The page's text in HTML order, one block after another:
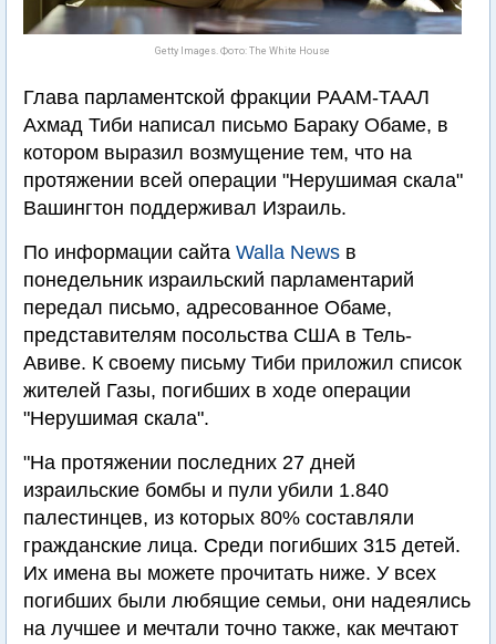
Getty Images. Фото: The White House
Глава парламентской фракции РААМ-ТААЛ
Ахмад Тиби написал письмо Бараку Обаме, в
котором выразил возмущение тем, что на
протяжении всей операции "Нерушимая скала"
Вашингтон поддерживал Израиль.
По информации сайта Walla News в
понедельник израильский парламентарий
передал письмо, адресованное Обаме,
представителям посольства США в Тель-
Авиве. К своему письму Тиби приложил список
жителей Газы, погибших в ходе операции
"Нерушимая скала".
"На протяжении последних 27 дней
израильские бомбы и пули убили 1.840
палестинцев, из которых 80% составляли
гражданские лица. Среди погибших 315 детей.
Их имена вы можете прочитать ниже. У всех
погибших были любящие семьи, они надеялись
на лучшее и мечтали точно также, как мечтают